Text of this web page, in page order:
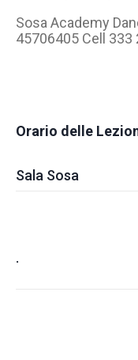
Sosa Academy
45706405 Cell 333
Orario delle
Sala Sosa
.